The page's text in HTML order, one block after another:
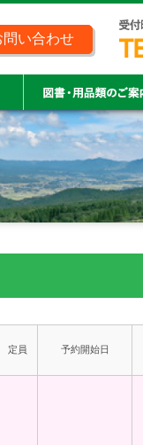
問い合わせ
定員 予約開始日